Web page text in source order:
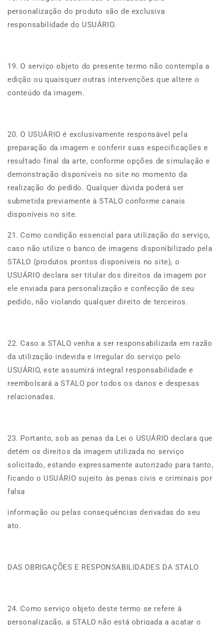
personalização do produto são de exclusiva
responsabilidade do USUÁRIO.
19. O serviço objeto do presente termo não contempla a
edição ou quaisquer outras intervenções que altere o
conteúdo da imagem.
20. O USUÁRIO é exclusivamente responsável pela
preparação da imagem e conferir suas especificações e
resultado final da arte, conforme opções de simulação e
demonstração disponíveis no site no momento da
realização do pedido. Qualquer dúvida poderá ser
submetida previamente à STALO conforme canais
disponíveis no site.
21. Como condição essencial para utilização do serviço,
caso não utilize o banco de imagens disponibilizado pela
STALO (produtos prontos disponíveis no site), o
USUÁRIO declara ser titular dos direitos da imagem por
ele enviada para personalização e confecção de seu
pedido, não violando qualquer direito de terceiros.
22. Caso a STALO venha a ser responsabilizada em razão
da utilização indevida e irregular do serviço pelo
USUÁRIO, este assumirá integral responsabilidade e
reembolsará a STALO por todos os danos e despesas
relacionadas.
23. Portanto, sob as penas da Lei o USUÁRIO declara que
detém os direitos da imagem utilizada no serviço
solicitado, estando expressamente autorizado para tanto,
ficando o USUÁRIO sujeito às penas civis e criminais por
falsa
informação ou pelas consequências derivadas do seu
ato.
DAS OBRIGAÇÕES E RESPONSABILIDADES DA STALO
24. Como serviço objeto deste termo se refere à
personalização, a STALO não está obrigada a acatar o